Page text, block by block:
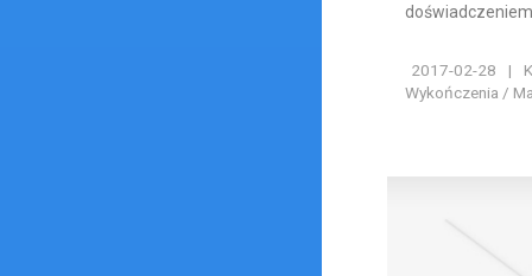
2017-02-28 |
Wykończenia /